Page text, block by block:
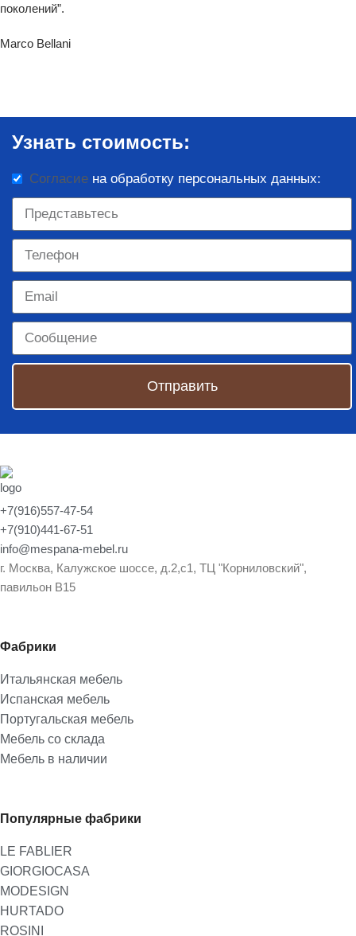
поколений”.
Marco Bellani
Узнать стоимость:
Согласие на обработку персональных данных:
Отправить
+7(916)557-47-54
+7(910)441-67-51
info@mespana-mebel.ru
г. Москва, Калужское шоссе, д.2,с1, ТЦ "Корниловский",
павильон В15
Фабрики
Итальянская мебель
Испанская мебель
Португальская мебель
Мебель со склада
Мебель в наличии
Популярные фабрики
LE FABLIER
GIORGIOCASA
MODESIGN
HURTADO
ROSINI